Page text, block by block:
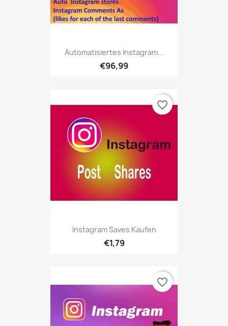
Automatisiertes Instagram...
€96,99
Instagram Saves Kaufen
€1,79
favorite_border
favorite_border